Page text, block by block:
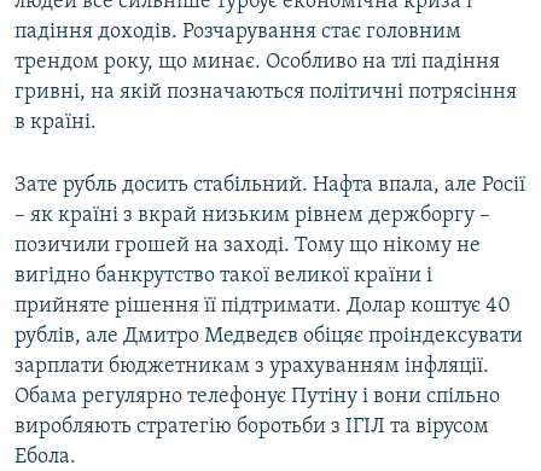
падіння доходів. Розчарування стає головним
трендом року, що минає. Особливо на тлі падіння
гривні, на якій позначаються політичні потрясіння
в країні.
Зате рубль досить стабільний. Нафта впала, але Росії
– як країні з вкрай низьким рівнем держборгу –
позичили грошей на заході. Тому що нікому не
вигідно банкрутство такої великої країни і
прийняте рішення її підтримати. Долар коштує 40
рублів, але Дмитро Медведєв обіцяє проіндексувати
зарплати бюджетникам з урахуванням інфляції.
Обама регулярно телефонує Путіну і вони спільно
виробляють стратегію боротьби з ІГІЛ та вірусом
Ебола.